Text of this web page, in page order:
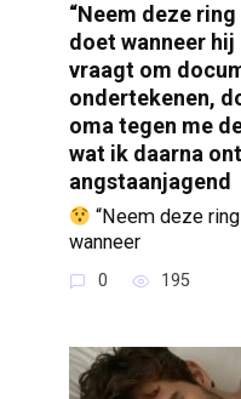
“Neem deze
doet wanneer
vraagt om
ondertekenen,
oma tegen me
wat ik daarna
angstaanjagend
“Neem deze
wanneer
0 195